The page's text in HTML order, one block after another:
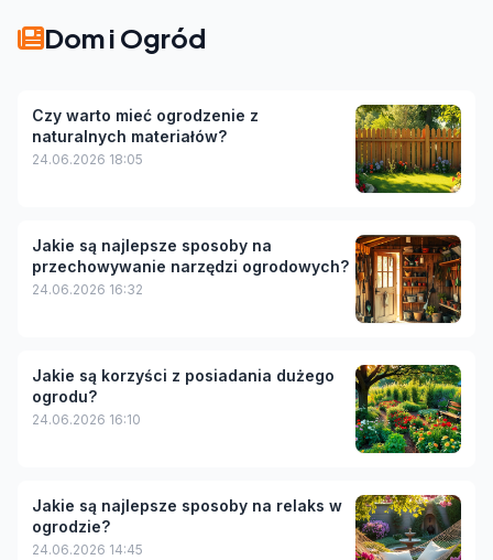
Dom i Ogród
Czy warto mieć ogrodzenie z
naturalnych materiałów?
24.06.2026 18:05
Jakie są najlepsze sposoby na
przechowywanie narzędzi ogrodowych?
24.06.2026 16:32
Jakie są korzyści z posiadania dużego
ogrodu?
24.06.2026 16:10
Jakie są najlepsze sposoby na relaks w
ogrodzie?
24.06.2026 14:45